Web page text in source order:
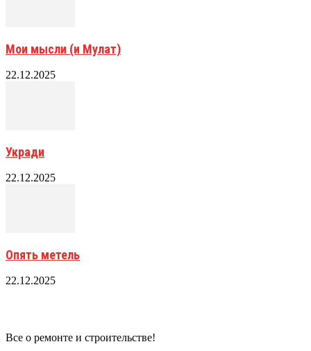
Мои мысли (и Мулат)
22.12.2025
Укради
22.12.2025
Опять метель
22.12.2025
Все о ремонте и строительстве!